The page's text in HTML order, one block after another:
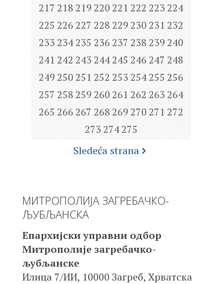
217 218 219 220 221 222 223 224
225 226 227 228 229 230 231 232
233 234235 236 237 238 239 240
241 242 243 244245 246 247 248
249 250 251 252 253 254255 256
257 258 259 260 261 262 263 264
265 266 267 268 269 270 271 272
273 274 275
Sledeća strana
МИТРОПОЛИЈА ЗАГРЕБАЧКО-
ЉУБЉАНСКА
Епархијски управни одбор
Митрополије загребачко-
љубљанске
Илица 7/ИИ, 10000 Загреб, Хрватска